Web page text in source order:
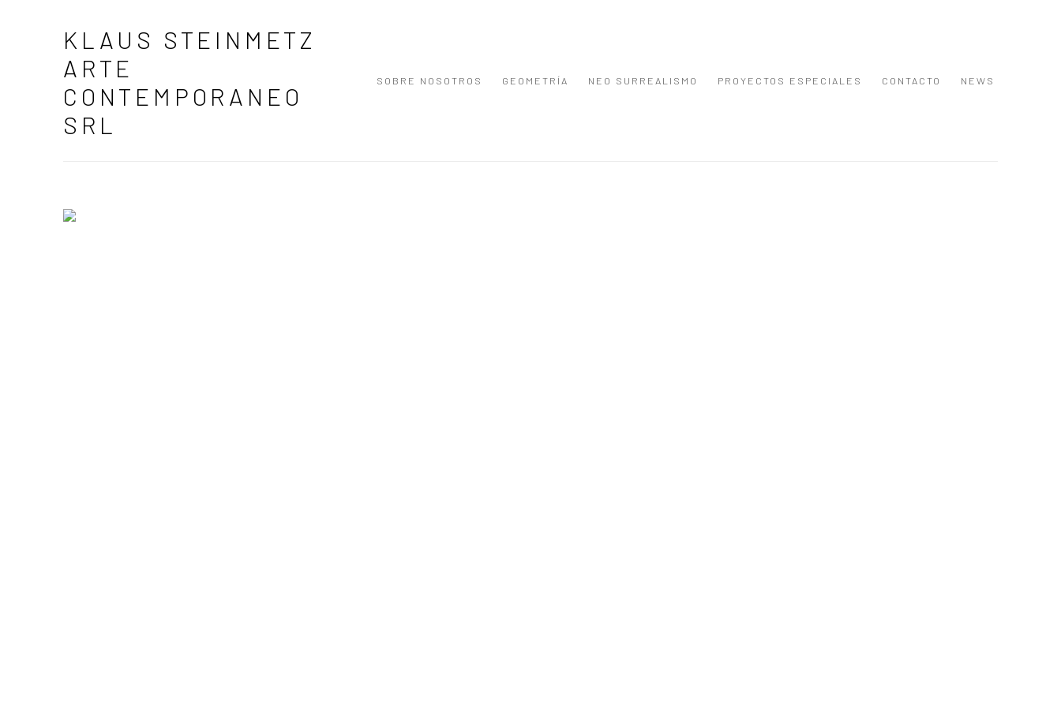
KLAUS STEINMETZ
ARTE
CONTEMPORANEO
SRL
SOBRE NOSOTROS GEOMETRÍA NEO SURREALISMO PROYECTOS ESPECIALES CONTACTO NEWS